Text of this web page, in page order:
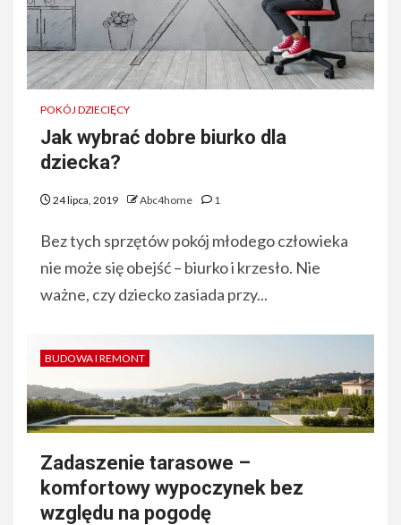
POKÓJ DZIECIĘCY
Jak wybrać dobre biurko dla
dziecka?
24 lipca, 2019 Abc4home 1
Bez tych sprzętów pokój młodego człowieka
nie może się obejść – biurko i krzesło. Nie
ważne, czy dziecko zasiada przy...
BUDOWA I REMONT
Zadaszenie tarasowe –
komfortowy wypoczynek bez
względu na pogodę